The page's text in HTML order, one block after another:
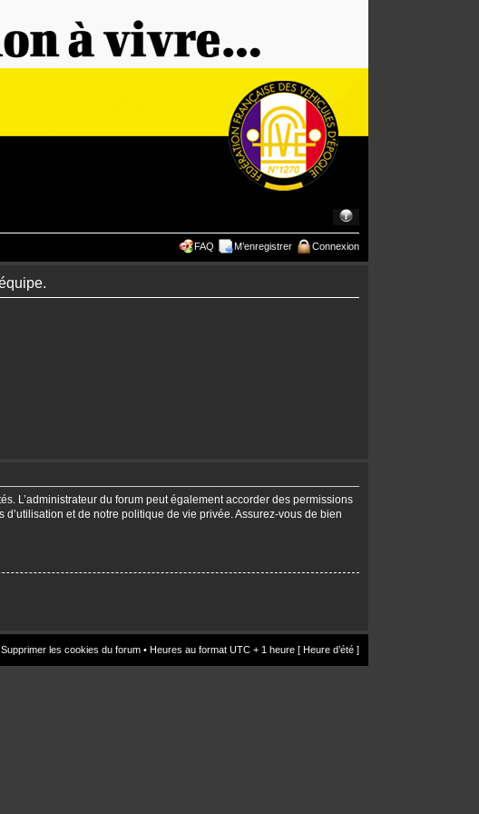
FAQ M’enregistrer Connexion
L’administrateur du forum peut également accorder des permissions
et de notre politique de vie privée. Assurez-vous de bien
Supprimer les cookies du forum • Heures au format UTC + 1 heure [ Heure d’été ]